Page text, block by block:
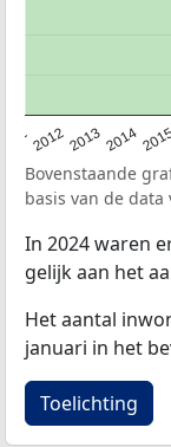
201220132014
Bovenstaande
basis van de data
In 2024 waren
gelijk aan het
Het aantal
januari in het
Toelichting